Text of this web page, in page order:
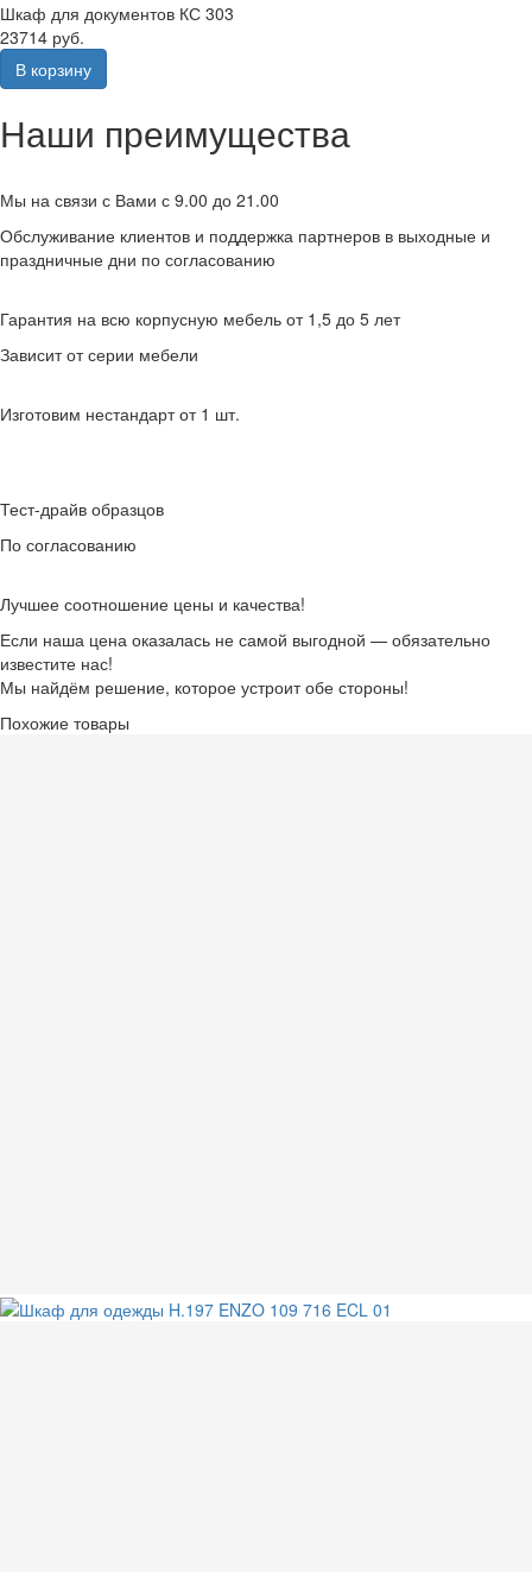
Шкаф для документов КС 303
23714 руб.
В корзину
Наши преимущества
Мы на связи с Вами с 9.00 до 21.00
Обслуживание клиентов и поддержка партнеров в выходные и
праздничные дни по согласованию
Гарантия на всю корпусную мебель от 1,5 до 5 лет
Зависит от серии мебели
Изготовим нестандарт от 1 шт.
Тест-драйв образцов
По согласованию
Лучшее соотношение цены и качества!
Если наша цена оказалась не самой выгодной — обязательно
известите нас!
Мы найдём решение, которое устроит обе стороны!
Похожие товары